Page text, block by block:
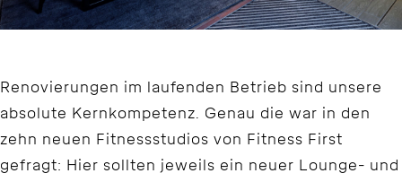
Renovierungen im laufenden Betrieb sind unsere
absolute Kernkompetenz. Genau die war in den
zehn neuen Fitnessstudios von Fitness First
gefragt: Hier sollten jeweils ein neuer Lounge- und